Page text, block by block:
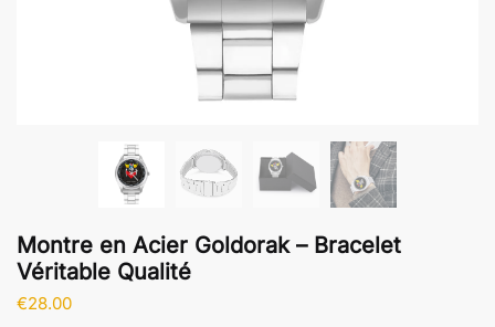
Montre en Acier Goldorak – Bracelet
Véritable Qualité
€28.00